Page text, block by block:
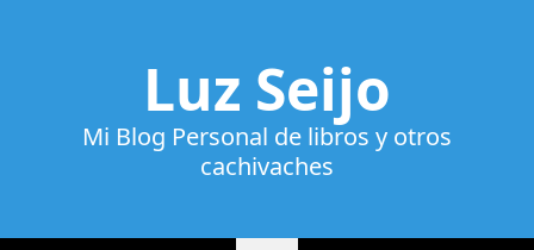
Luz Seijo
Mi Blog Personal de libros y otros
cachivaches